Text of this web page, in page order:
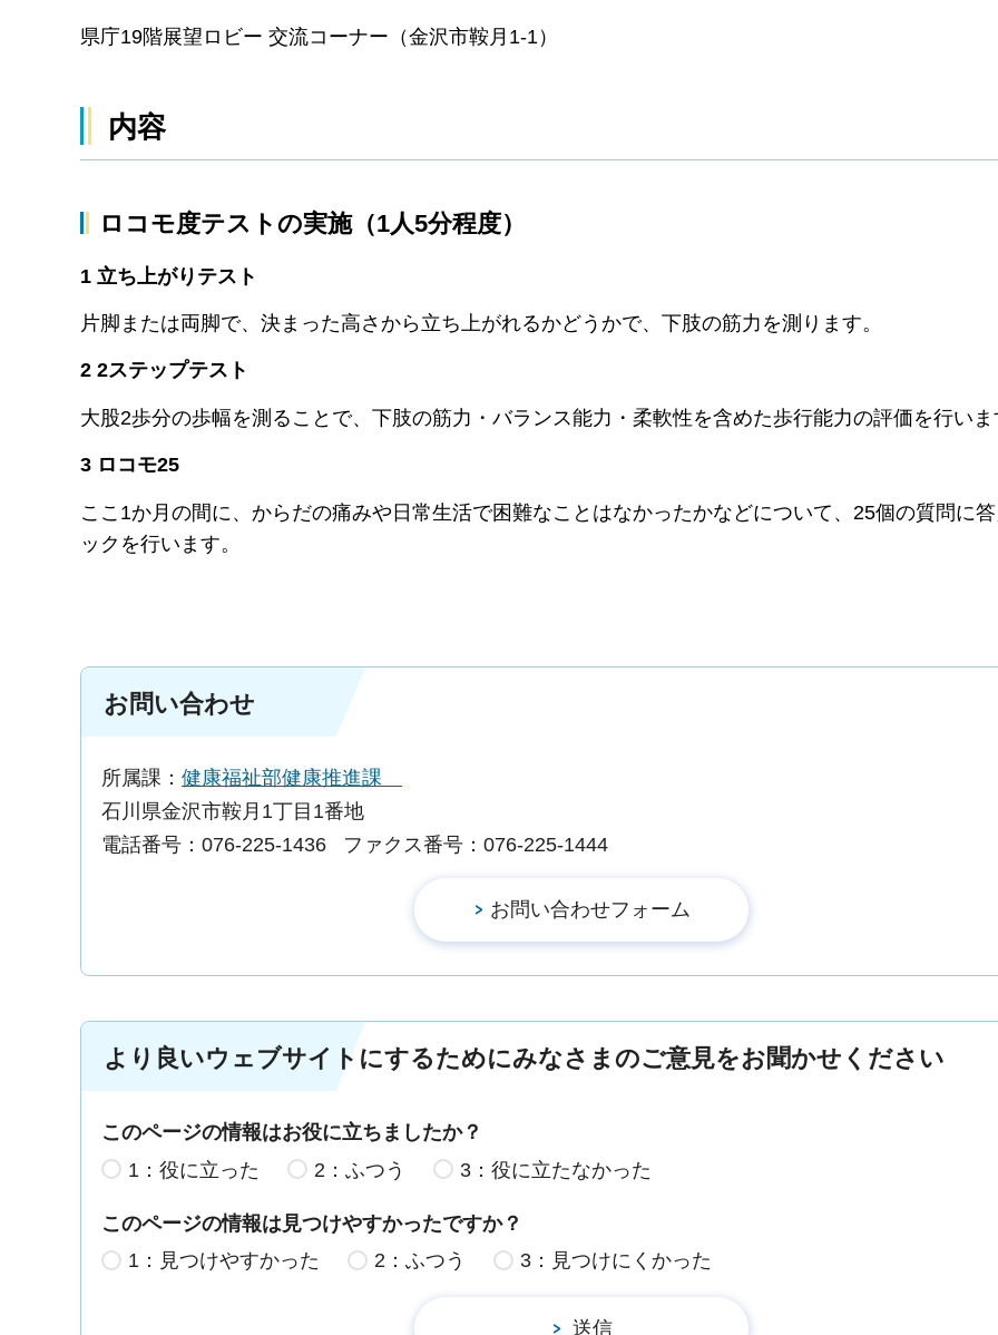
県庁19階展望ロビー 交流コーナー（金沢市鞍月1-1）
内容
ロコモ度テストの実施（1人5分程度）
1 立ち上がりテスト
片脚または両脚で、決まった高さから立ち上がれるかどうかで、下肢の筋力を測ります。
2 2ステップテスト
大股2歩分の歩幅を測ることで、下肢の筋力・バランス能力・柔軟性を含めた歩行能力の評価を行いま
3 ロコモ25
ここ1か月の間に、からだの痛みや日常生活で困難なことはなかったかなどについて、25個の質問に
ックを行います。
お問い合わせ
所属課： 健康福祉部健康推進課
石川県金沢市鞍月1丁目1番地
電話番号：076-225-1436
ファクス番号：076-225-1444
より良いウェブサイトにするためにみなさまのご意見をお聞かせください
このページの情報はお役に立ちましたか？
1：役に立った
2：ふつう 3：役に立たなかった
このページの情報は見つけやすかったですか？
1：見つけやすかった
2：ふつう 3：見つけにくかった